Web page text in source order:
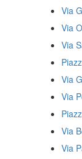
Via
Via
Via
Via
Via
Via
Via